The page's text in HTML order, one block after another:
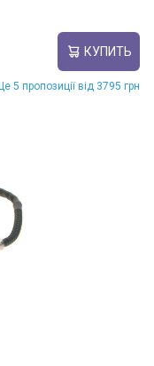
КУПИТЬ
5 пропозиції від 3795 грн